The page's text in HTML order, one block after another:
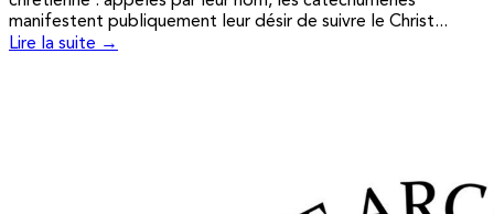
manifestent publiquement leur désir de suivre le Christ...
Lire la suite →